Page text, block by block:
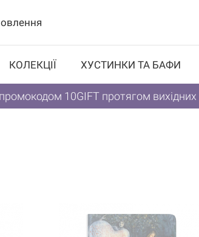
КОЛЕКЦІЇ ХУСТИНКИ ТА БАФИ
10GIFT протягом вихідних